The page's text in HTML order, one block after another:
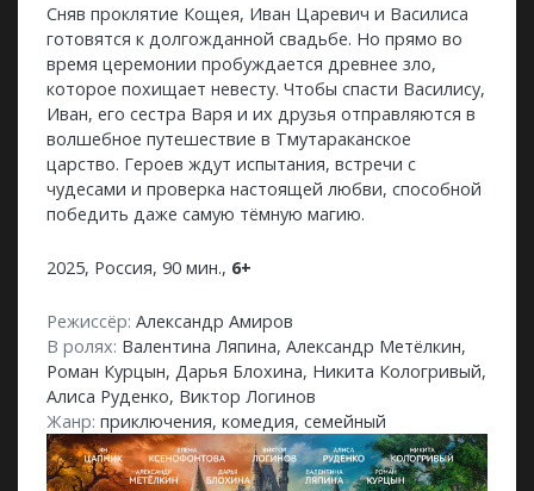
Сняв проклятие Кощея, Иван Царевич и Василиса
готовятся к долгожданной свадьбе. Но прямо во
время церемонии пробуждается древнее зло,
которое похищает невесту. Чтобы спасти Василису,
Иван, его сестра Варя и их друзья отправляются в
волшебное путешествие в Тмутараканское
царство. Героев ждут испытания, встречи с
чудесами и проверка настоящей любви, способной
победить даже самую тёмную магию.
2025, Россия, 90 мин., 6+
Режиссёр: Александр Амиров
В ролях: Валентина Ляпина, Александр Метёлкин,
Роман Курцын, Дарья Блохина, Никита Кологривый,
Алиса Руденко, Виктор Логинов
Жанр: приключения, комедия, семейный